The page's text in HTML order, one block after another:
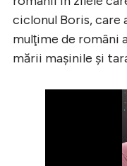
ciclonul Boris, care
mulţime de români
mării mașinile şi